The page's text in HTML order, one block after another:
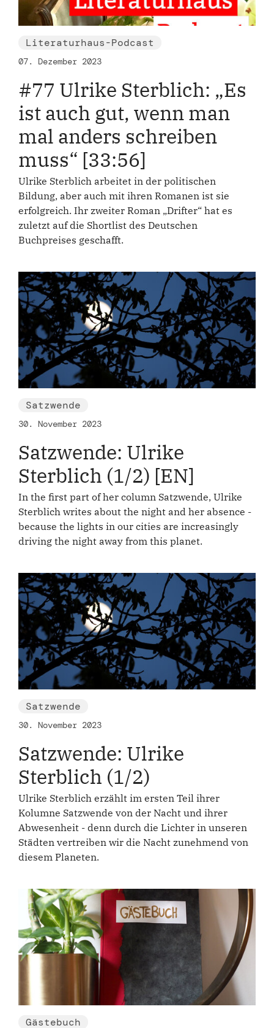
Literaturhaus-Podcast
07. Dezember 2023
#77 Ulrike Sterblich: „Es
ist auch gut, wenn man
mal anders schreiben
muss“ [33:56]
Ulrike Sterblich arbeitet in der politischen
Bildung, aber auch mit ihren Romanen ist sie
erfolgreich. Ihr zweiter Roman „Drifter“ hat es
zuletzt auf die Shortlist des Deutschen
Buchpreises geschafft.
Satzwende
30. November 2023
Satzwende: Ulrike
Sterblich (1/2) [EN]
In the first part of her column Satzwende, Ulrike
Sterblich writes about the night and her absence -
because the lights in our cities are increasingly
driving the night away from this planet.
Satzwende
30. November 2023
Satzwende: Ulrike
Sterblich (1/2)
Ulrike Sterblich erzählt im ersten Teil ihrer
Kolumne Satzwende von der Nacht und ihrer
Abwesenheit - denn durch die Lichter in unseren
Städten vertreiben wir die Nacht zunehmend von
diesem Planeten.
Gästebuch